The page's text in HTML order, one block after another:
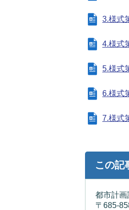
3.様式
4.様式
5.様式
6.様式
7.様式
この記
都市計画
〒685-